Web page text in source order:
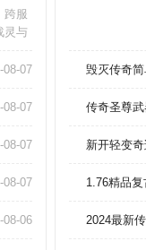
跨服
灵与
探
炎洞穴全解析！
08-07
服！
08-07
争霸！
08-07
曝光！
08-07
神戒指！
08-06
毁灭传奇
传奇圣尊
新开轻变
1.76精品
2024最新